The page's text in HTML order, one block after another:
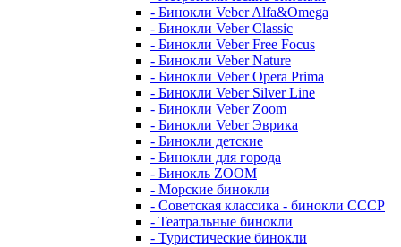
- Бинокли Veber Alfa&Omega
- Бинокли Veber Classic
- Бинокли Veber Free Focus
- Бинокли Veber Nature
- Бинокли Veber Opera Prima
- Бинокли Veber Silver Line
- Бинокли Veber Zoom
- Бинокли Veber Эврика
- Бинокли детские
- Бинокли для города
- Бинокль ZOOM
- Морские бинокли
- Советская классика - бинокли СССР
- Театральные бинокли
- Туристические бинокли